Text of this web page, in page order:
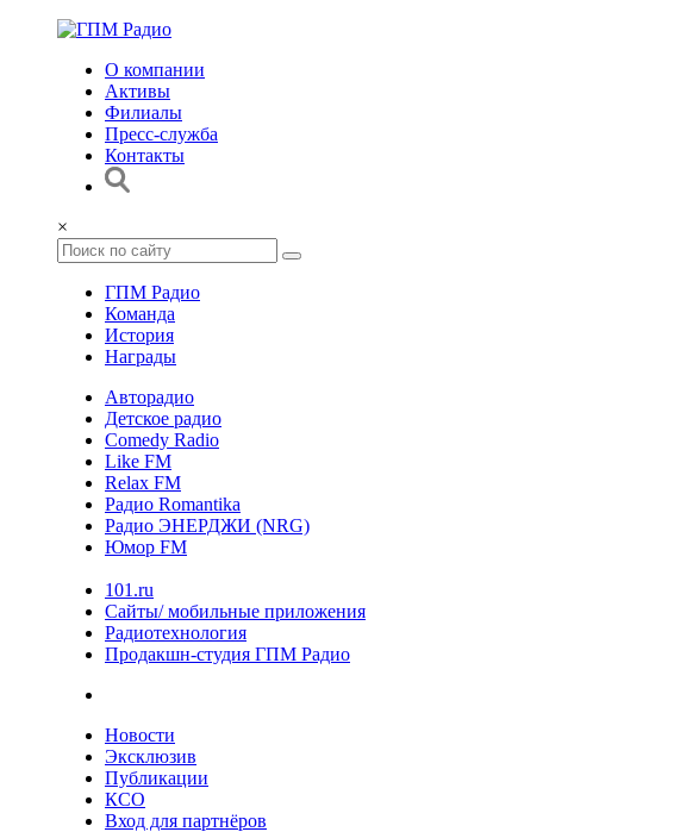
О компании
Активы
Филиалы
Пресс-служба
Контакты
×
ГПМ Радио
Команда
История
Награды
Авторадио
Детское радио
Comedy Radio
Like FM
Relax FM
Радио Romantika
Радио ЭНЕРДЖИ (NRG)
Юмор FM
101.ru
Сайты/ мобильные приложения
Радиотехнология
Продакшн-студия ГПМ Радио
Новости
Эксклюзив
Публикации
КСО
Вход для партнёров